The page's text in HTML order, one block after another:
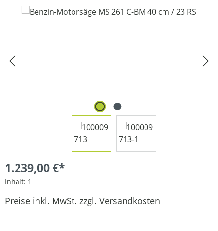
Bildergalerie überspringen
1.239,00 €*
Inhalt: 1
Preise inkl. MwSt. zzgl. Versandkosten